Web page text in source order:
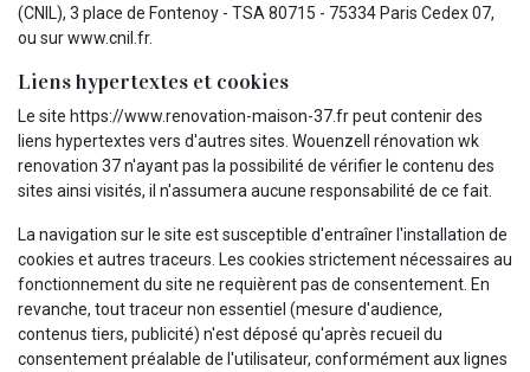
(CNIL), 3 place de Fontenoy - TSA 80715 - 75334 Paris Cedex 07,
ou sur www.cnil.fr.
Liens hypertextes et cookies
Le site https://www.renovation-maison-37.fr peut contenir des
liens hypertextes vers d'autres sites. Wouenzell rénovation wk
renovation 37 n'ayant pas la possibilité de vérifier le contenu des
sites ainsi visités, il n'assumera aucune responsabilité de ce fait.
La navigation sur le site est susceptible d'entraîner l'installation de
cookies et autres traceurs. Les cookies strictement nécessaires au
fonctionnement du site ne requièrent pas de consentement. En
revanche, tout traceur non essentiel (mesure d'audience,
contenus tiers, publicité) n'est déposé qu'après recueil du
consentement préalable de l'utilisateur, conformément aux lignes